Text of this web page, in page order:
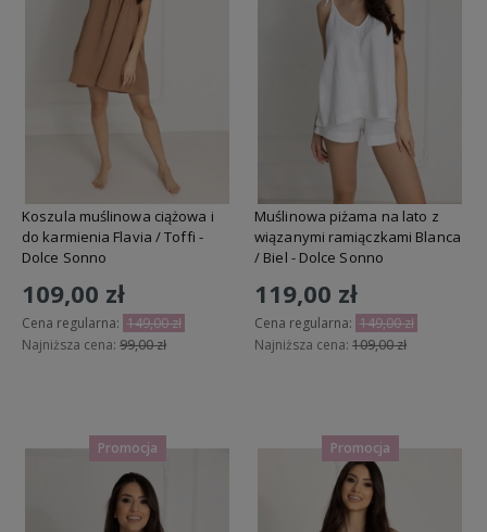
Koszula muślinowa ciążowa i
do karmienia Flavia / Toffi -
Dolce Sonno
109,00 zł
Cena regularna: 149,00 zł
Najniższa cena: 99,00 zł
Muślinowa piżama na lato z
wiązanymi ramiączkami Blanca
/ Biel - Dolce Sonno
119,00 zł
Cena regularna: 149,00 zł
Najniższa cena: 109,00 zł
Promocja Promocja